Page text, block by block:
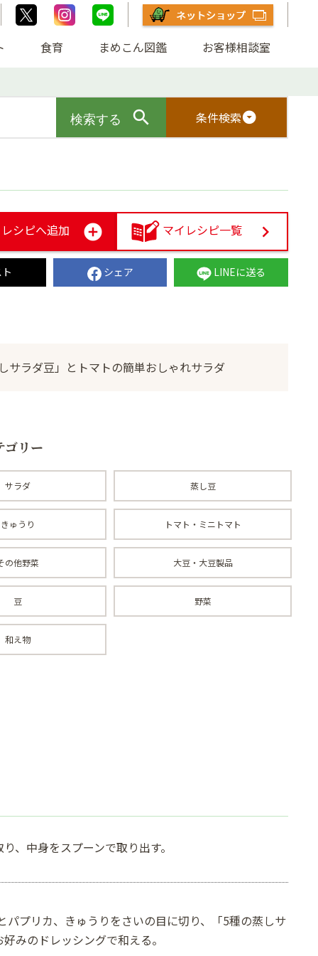
食育 まめこん図鑑 お客様相談室
条件検索arrow_drop_down_circle
シピへ追加 マイレシピ一覧
シェア LINEに送る
サラダ豆」とトマトの簡単おしゃれサラダ
ゴリー
サラダ 蒸し豆
きゅうり トマト・ミニトマト
の他野菜 大豆・大豆製品
豆 野菜
和え物
、中身をスプーンで取り出す。
パプリカ、きゅうりをさいの目に切り、「5種の蒸しサ
みのドレッシングで和える。